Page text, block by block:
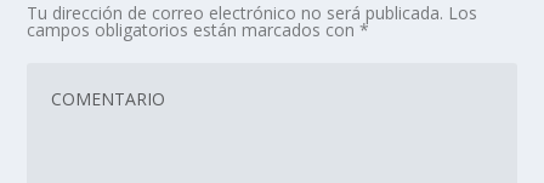
Tu dirección de correo electrónico no será publicada. Los
campos obligatorios están marcados con*